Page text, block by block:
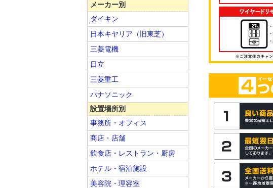
メーカー別
ダイキン
日本キヤリア（旧東芝）
三菱電機
日立
三菱重工
パナソニック
設置場所別
事務所・オフィス
商店・店舗
飲食店・レストラン・厨房
ホテル・宿泊施設
美容院・理容室